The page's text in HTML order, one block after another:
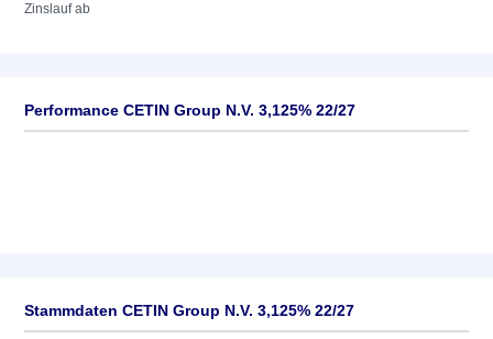
Zinslauf ab
Performance CETIN Group N.V. 3,125% 22/27
Stammdaten CETIN Group N.V. 3,125% 22/27